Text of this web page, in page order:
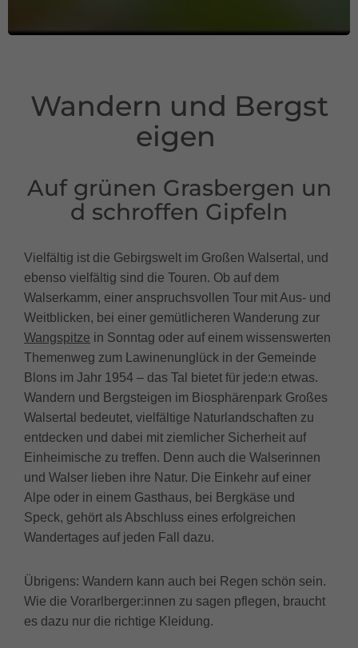
Wandern und Bergst
eigen
Auf grünen Grasbergen un
d schroffen Gipfeln
Vielfältig ist die Gebirgswelt im Großen Walsertal, und
ebenso vielfältig sind die Touren. Ob auf dem
Walserkamm, einer anspruchsvollen Tour mit Aus- und
Weitblicken, bei einer gemütlicheren Wanderung zur
Wangspitze in Sonntag oder auf einem wissenswerten
Themenweg zum Lawinenunglück in der Gemeinde
Blons im Jahr 1954 – das Tal bietet für jede:n etwas.
Wandern und Bergsteigen im Biosphärenpark Großes
Walsertal bedeutet, vielfältige Naturlandschaften zu
entdecken und dabei mit ziemlicher Sicherheit auf
Einheimische zu treffen. Denn auch die Walserinnen
und Walser lieben ihre Natur. Die Einkehr auf einer
Alpe oder in einem Gasthaus, bei Bergkäse und
Speck, gehört als Abschluss eines erfolgreichen
Wandertages auf jeden Fall dazu.
Übrigens: Wandern kann auch bei Regen schön sein.
Wie die Vorarlberger:innen zu sagen pflegen, braucht
es dazu nur die richtige Kleidung.